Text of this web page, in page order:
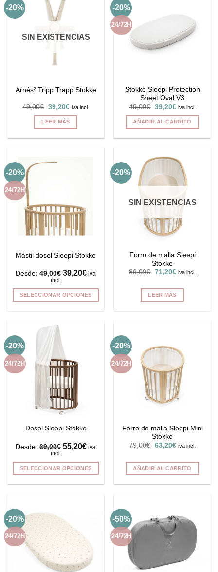
opciones
se
pueden
página
de
producto
-20%
SIN EXISTENCIAS
Arnés² Tripp Trapp Stokke
49,00€ El
precio
original
era:
39,20€El
actual
es:
iva incl.
LEER MÁS
-20%
24/72H
Stokke Sleepi Protection
Sheet Oval V3
49,00€ El
precio
original
era:
39,20€El
actual
es:
iva incl.
AÑADIR AL CARRITO
-20%
24/72H
Mástil dosel Sleepi Stokke
Desde: 49,00€ 39,20€ iva
incl.
SELECCIONAR OPCIONES
tiene
múltiples
variantes.
Las
opciones
se
pueden
elegir
en
página
producto
-20%
SIN EXISTENCIAS
Forro de malla Sleepi
Stokke
89,00€ El
era:
89,00€.
71,20€El
es:
71,20€.
iva incl.
LEER MÁS
-20%
24/72H
Dosel Sleepi Stokke
Desde: 69,00€ 55,20€ iva
incl.
SELECCIONAR OPCIONES
variantes.
Las
opciones
pueden
-20%
24/72H
Forro de malla Sleepi Mini
Stokke
79,00€ El
era:
79,00€.
63,20€El
es:
63,20€.
iva incl.
AÑADIR AL CARRITO
-20%
24/72H
-50%
24/72H